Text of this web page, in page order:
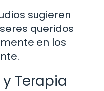
sugieren
queridos
en los
Terapia